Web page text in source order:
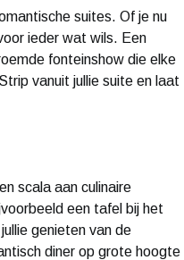
suites. Of je nu
ieder wat wils. Een
fonteinshow die elke
vanuit jullie suite en laat
scala aan culinaire
een tafel bij het
genieten van de
diner op grote hoogte